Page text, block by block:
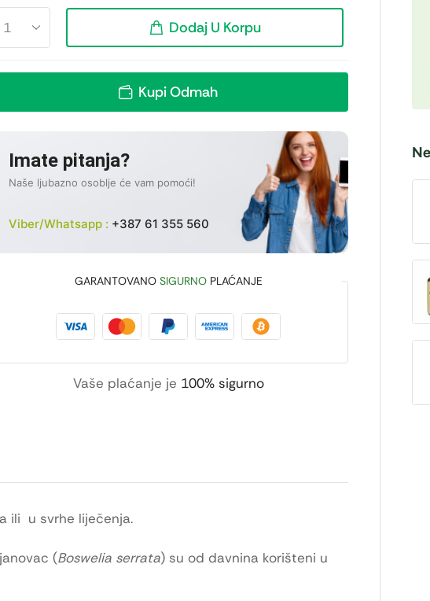
Dodaj U Korpu
Kupi Odmah
Imate pitanja?
Naše ljubazno osoblje će vam pomoći!
Viber/Whatsapp : +387 61 355 560
GARANTOVANO SIGURNOPLAĆANJE
Vaše plaćanje je 100% sigurno
ili u svrhe liječenja.
(Boswelia serrata) su od davnina korišteni u